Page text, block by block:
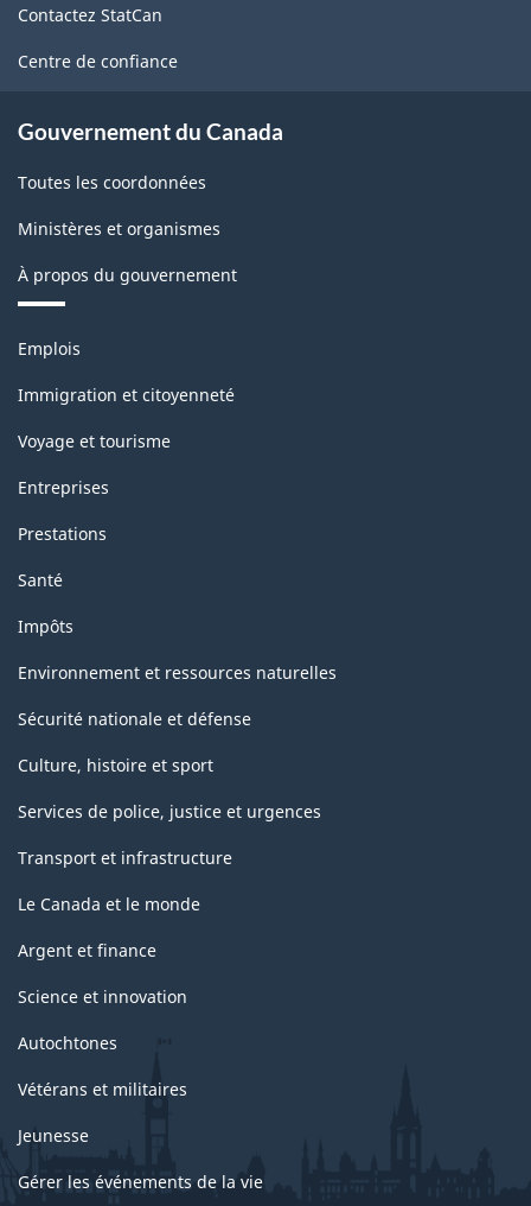
ce
site
Contactez StatCan
Centre de confiance
Gouvernement du Canada
Toutes les coordonnées
Ministères et organismes
À propos du gouvernement
Thèmes
sujets
Emplois
Immigration et citoyenneté
Voyage et tourisme
Entreprises
Prestations
Santé
Impôts
Environnement et ressources naturelles
Sécurité nationale et défense
Culture, histoire et sport
Services de police, justice et urgences
Transport et infrastructure
Le Canada et le monde
Argent et finance
Science et innovation
Autochtones
Vétérans et militaires
Jeunesse
Gérer les événements de la vie